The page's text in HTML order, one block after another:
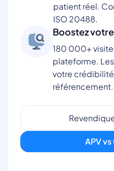
patient réel.
ISO 20488.
Boostez
180 000+
plateforme.
votre
référencement.
APV